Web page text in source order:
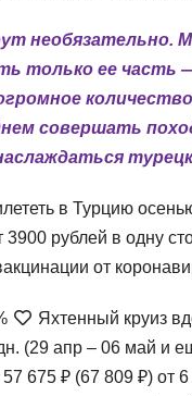
необязательно.
только ее часть
совершать
в Турцию
рублей в одну
от
Яхтенный круиз
(29 апр – 06 май и
57 675 ₽ (67 809 ₽) от